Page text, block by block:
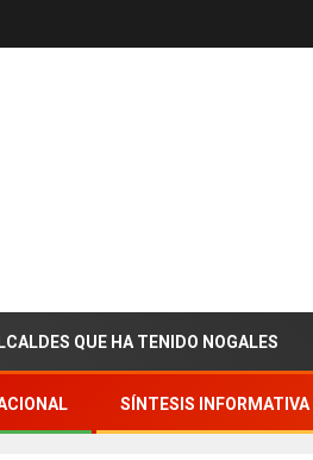
QUE HA TENIDO NOGALES
SÍNTESIS INFORMATIVA